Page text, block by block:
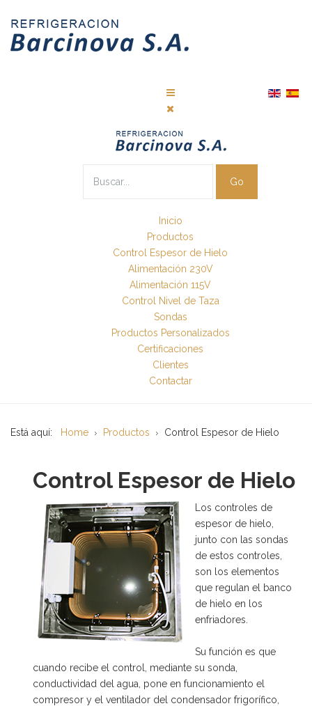
Go
Inicio
Productos
Control Espesor de Hielo
Alimentación 230V
Alimentación 115V
Control Nivel de Taza
Sondas
Productos Personalizados
Certificaciones
Clientes
Contactar
Está aquí: Home Productos Control Espesor de Hielo
Control Espesor de Hielo
Los controles de
espesor de hielo,
junto con las sondas
de estos controles,
son los elementos
que regulan el banco
de hielo en los
enfriadores.
Su función es que
cuando recibe el control, mediante su sonda,
conductividad del agua, pone en funcionamiento el
compresor y el ventilador del condensador frigorífico,